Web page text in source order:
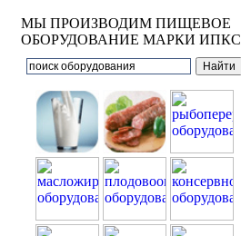
МЫ ПРОИЗВОДИМ ПИЩЕВОЕ
ОБОРУДОВАНИЕ МАРКИ ИПКС